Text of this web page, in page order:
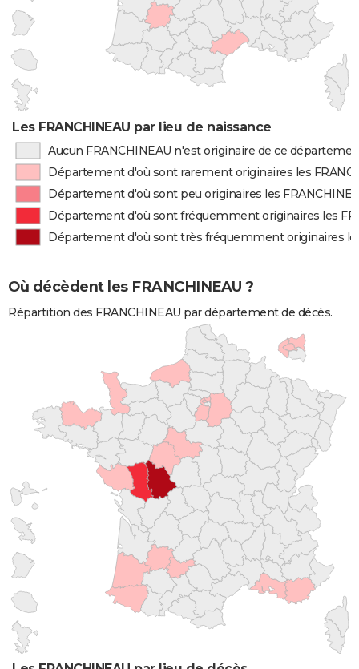
Les FRANCHINEAU par lieu de naissance
Aucun FRANCHINEAU n'est originaire de ce
Département d'où sont rarement originaires les
Département d'où sont peu originaires les
Département d'où sont fréquemment originaires les
Département d'où sont très fréquemment originaires
Où décèdent les FRANCHINEAU ?
Répartition des FRANCHINEAU par département de décès.